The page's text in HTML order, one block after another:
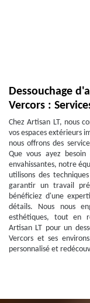
Dessouchage
Vercors :
Chez Artisan LT, nous
vos espaces extérieurs
nous offrons des
Que vous ayez
envahissantes, notre
utilisons des
garantir un travail
bénéficiez d'une
détails. Nous nous
esthétiques, tout en
Artisan LT pour un
Vercors et ses
personnalisé et